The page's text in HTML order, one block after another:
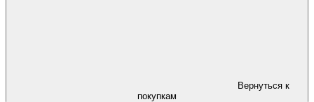
Вернуться к
покупкам